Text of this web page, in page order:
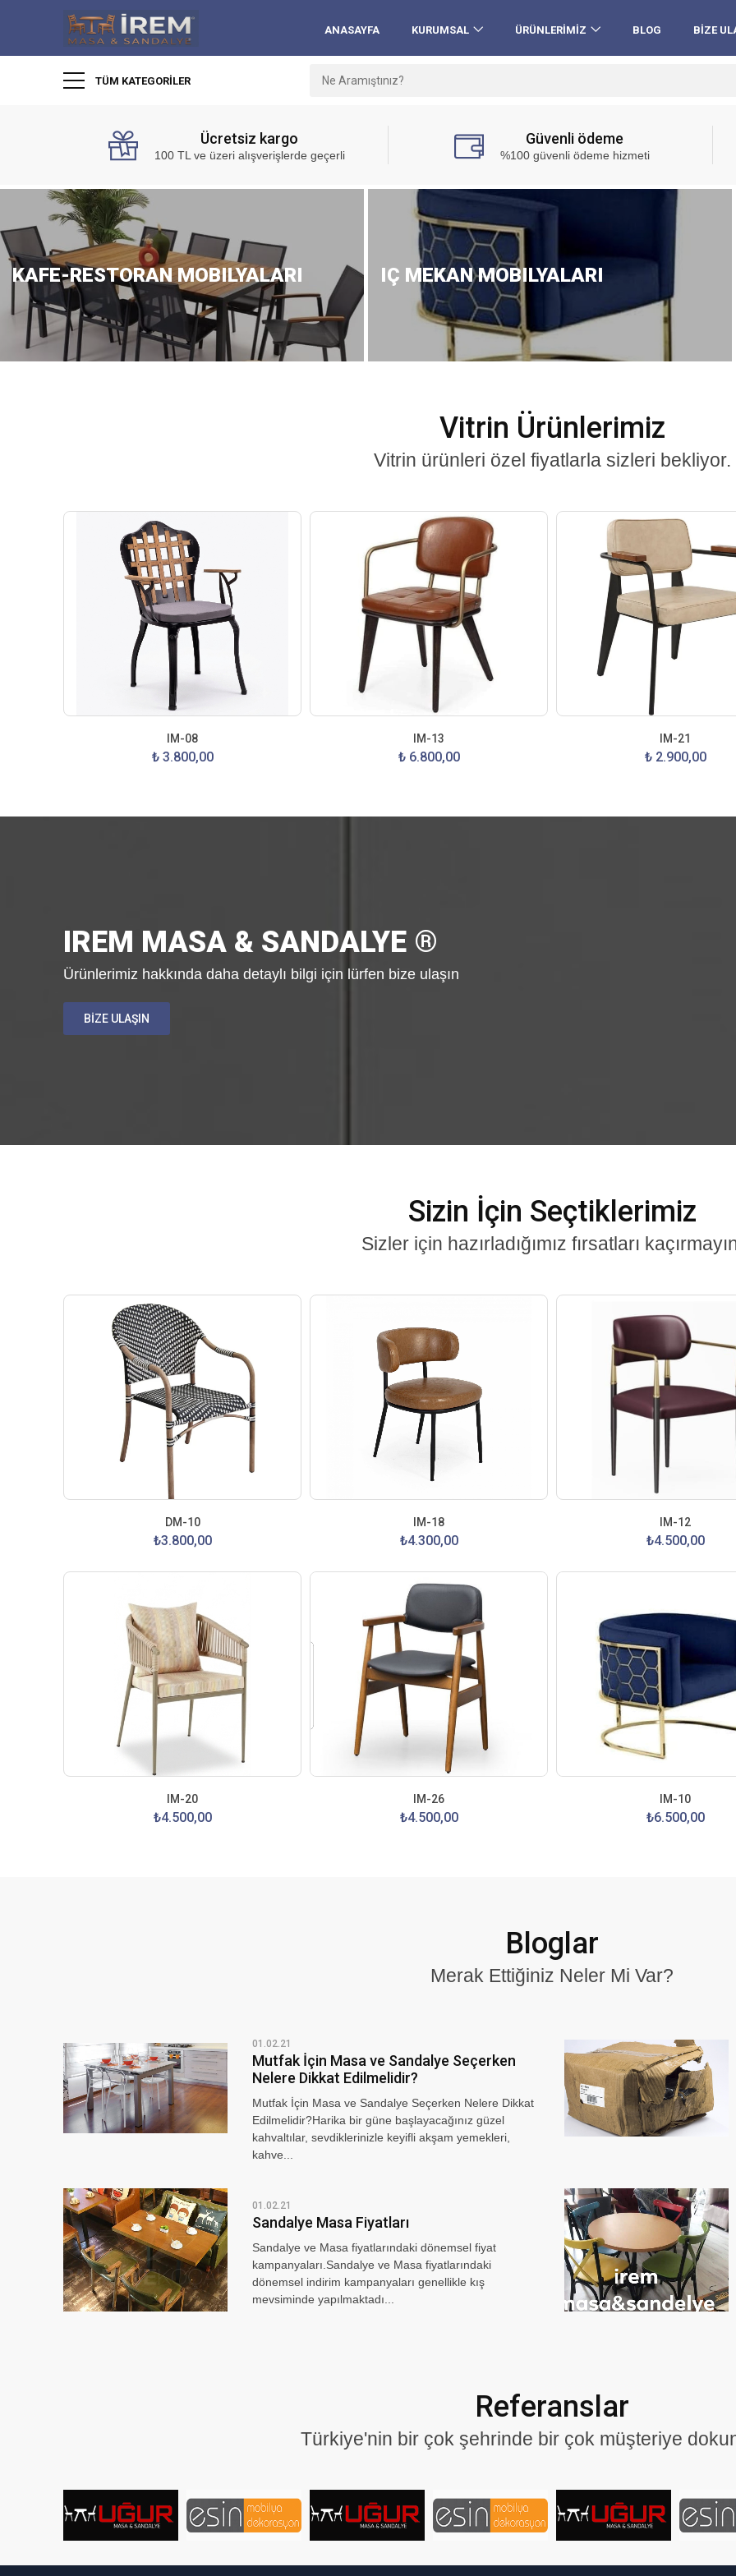
ANASAYFA KURUMSAL ÜRÜNLERIMIZ BLOG BIZE
TÜM KATEGORILER
Ücretsiz kargo
100 TL ve üzeri alışverişlerde geçerli
Güvenli ödeme
%100 güvenli ödeme hizmeti
KAFE-RESTORAN MOBILYALARI IÇ MEKAN MOBILYALARI
Vitrin Ürünlerimiz
Vitrin ürünleri özel fiyatlarla sizleri bekliyor.
IM-08
₺ 3.800,00
IM-13
₺ 6.800,00
IM-21
₺ 2.900,00
IREM MASA & SANDALYE ®
Ürünlerimiz hakkında daha detaylı bilgi için lürfen bize ulaşın
BİZE ULAŞIN
Sizin İçin Seçtiklerimiz
Sizler için hazırladığımız fırsatları
DM-10
₺3.800,00
IM-18
₺4.300,00
IM-12
₺4.500,00
IM-20
₺4.500,00
IM-26
₺4.500,00
IM-10
₺6.500,00
Bloglar
Merak Ettiğiniz Neler Mi Var?
01.02.21
Mutfak İçin Masa ve Sandalye Seçerken
Nelere Dikkat Edilmelidir?
Mutfak İçin Masa ve Sandalye Seçerken Nelere Dikkat
Edilmelidir?Harika bir güne başlayacağınız güzel
kahvaltılar, sevdiklerinizle keyifli akşam yemekleri,
kahve...
01.02.21
Sandalye Masa Fiyatları
Sandalye ve Masa fiyatlarındaki dönemsel fiyat
kampanyaları.Sandalye ve Masa fiyatlarındaki
dönemsel indirim kampanyaları genellikle kış
mevsiminde yapılmaktadı...
Referanslar
Türkiye'nin bir çok şehrinde bir çok müşteriye